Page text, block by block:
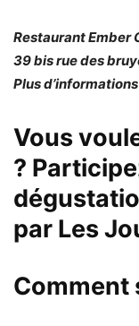
Restaurant Ember
39 bis rue des
Plus d’informations
Vous
?
par Les
Comment